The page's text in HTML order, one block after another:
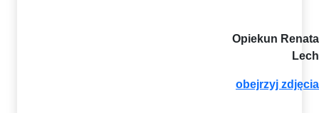
Opiekun Renata
Lech
obejrzyj zdjęcia